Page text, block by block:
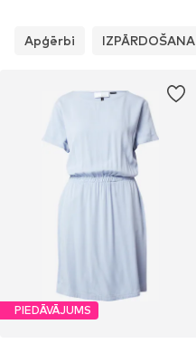
Apģērbi IZPĀRDOŠANA
PIEDĀVĀJUMS